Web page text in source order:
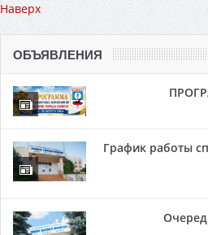
Наверх
ОБЪЯВЛЕНИЯ
График работы